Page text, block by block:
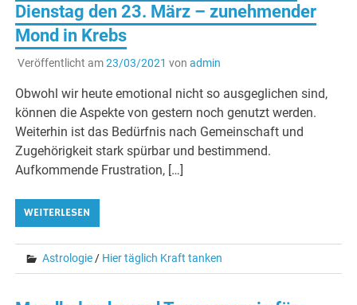
Dienstag den 23. März – zunehmender
Mond in Krebs
Veröffentlicht am23/03/2021 von admin
Obwohl wir heute emotional nicht so ausgeglichen sind,
können die Aspekte von gestern noch genutzt werden.
Weiterhin ist das Bedürfnis nach Gemeinschaft und
Zugehörigkeit stark spürbar und bestimmend.
Aufkommende Frustration, […]
WEITERLESEN
Astrologie/ Hier täglich Kraft tanken